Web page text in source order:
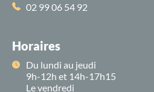
02 99 06 54 92
Horaires
Du lundi au jeudi
9h-12h et 14h-17h15
Le vendredi